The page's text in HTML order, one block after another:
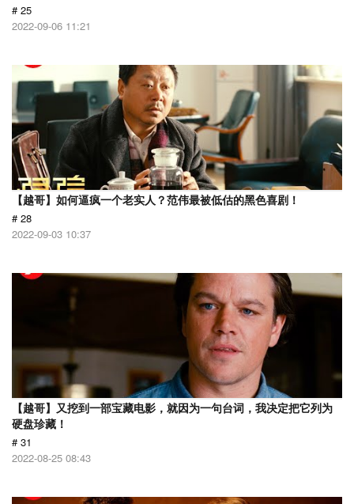
# 25
2022-09-06 11:21
【越哥】如何逼疯一个老实人？范伟最被低估的黑色喜剧！
# 28
2022-09-03 10:37
【越哥】又挖到一部宝藏电影，就因为一句台词，我决定把它列为
硬盘珍藏！
# 31
2022-08-25 08:43